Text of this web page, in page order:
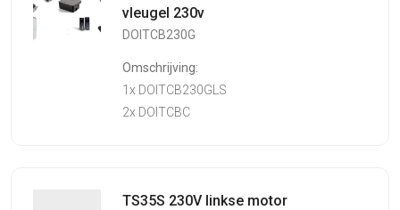
vleugel 230v
DOITCB230G
Omschrijving:
1x DOITCB230GLS
2x DOITCBC
TS35S 230V linkse motor